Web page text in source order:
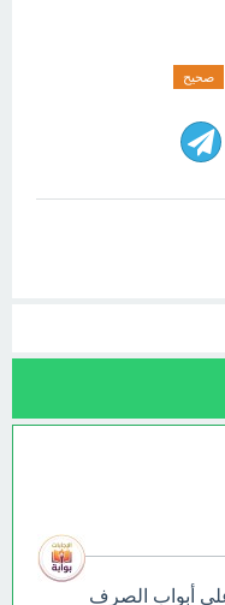
صحيح
أبواب الصرف